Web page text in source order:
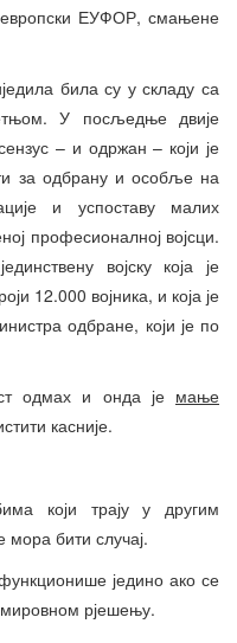
ЕУФОР, смањене
била су у складу са
У посљедње двије
– и одржан – који је
за одбрану и особље на
и успоставу малих
професионалној војсци.
војску која је
12.000 војника, и која је
одбране, који је по
одмах и онда је мање
касније.
који трају у другим
мора бити случај.
једино ако се
рјешењу.